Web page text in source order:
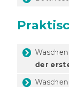
der